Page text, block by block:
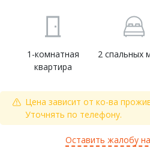
1-комнатная
квартира
2 спальных
Цена зависит от ко-ва
Уточнять по телефону.
Оставить жалобу